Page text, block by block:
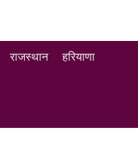
राजस्थान हरियाणा